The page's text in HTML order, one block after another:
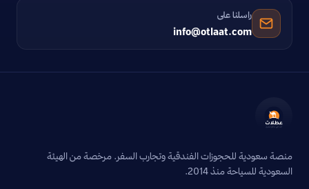
راسلنا على
info@otlaat.com
منصة سعودية للحجوزات الفندقية وتجارب السفر. مرخصة من الهيئة
السعودية للسياحة منذ 2014.